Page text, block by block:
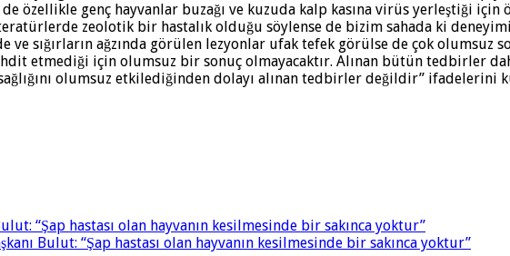
özellikle genç hayvanlar buzağı ve kuzuda kalp kasına virüs yerleştiği için
zeolotik bir hastalık olduğu söylense de bizim sahada ki
sığırların ağzında görülen lezyonlar ufak tefek görülse de çok olumsuz
etmediği için olumsuz bir sonuç olmayacaktır. Alınan bütün tedbirler
olumsuz etkilediğinden dolayı alınan tedbirler değildir” ifadelerini
“Şap hastası olan hayvanın kesilmesinde bir sakınca yoktur”
Bulut: “Şap hastası olan hayvanın kesilmesinde bir sakınca yoktur”